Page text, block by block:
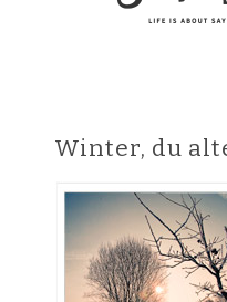
Winter, du